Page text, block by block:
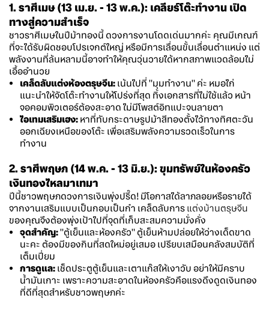
1. ราศีเมษ (13 เม.ย. - 13 พ.ค.): เคลียร์โต๊ะทำงาน เปิด
ทางสู่ความสำเร็จ
ชาวราศีเมษในปีม้าทองนี้ ดวงการงานโดดเด่นมากค่ะ คุณมีเกณฑ์
ที่จะได้รับผิดชอบโปรเจกต์ใหญ่ หรือมีการเลื่อนขั้นเลื่อนตำแหน่ง แต่
พลังงานที่ล้นหลามนี้อาจทำให้คุณวุ่นวายได้หากสภาพแวดล้อมไม่
เอื้ออำนวย
เคล็ดลับแต่งห้องตรุษจีน: เน้นไปที่ "มุมทำงาน" ค่ะ หมอไก่
แนะนำให้จัดโต๊ะทำงานให้โปร่งที่สุด ทิ้งเอกสารที่ไม่ใช้แล้ว หน้า
จอคอมพิวเตอร์ต้องสะอาด ไม่มีโพสต์อิทแปะจนลายตา
ไอเทมเสริมเฮง: หาที่ทับกระดาษรูปม้าสีทองตั้งไว้ทางทิศตะวัน
ออกเฉียงเหนือของโต๊ะ เพื่อเสริมพลังความรวดเร็วในการ
ทำงาน
2. ราศีพฤษภ (14 พ.ค. - 13 มิ.ย.): ขุมทรัพย์ในห้องครัว
เงินทองไหลมาเทมา
ปีนี้ชาวพฤษภดวงการเงินพุ่งปรี๊ด! มีโอกาสได้ลาภลอยหรือรายได้
จากงานเสริมแบบเป็นกอบเป็นกำ เคล็ดลับการ แต่งบ้านตรุษจีน
ของคุณจึงต้องพุ่งเป้าไปที่จุดที่เก็บสะสมความมั่งคั่ง
จุดสำคัญ:"ตู้เย็นและห้องครัว" ตู้เย็นห้ามปล่อยให้ว่างเด็ดขาด
นะคะ ต้องมีของกินที่สดใหม่อยู่เสมอ เปรียบเสมือนคลังสมบัติที่
เต็มเปี่ยม
การดูแล: เช็ดประตูตู้เย็นและเตาแก๊สให้เงาวับ อย่าให้มีคราบ
น้ำมันเกาะ เพราะความสะอาดในห้องครัวคือแรงดึงดูดเงินทอง
ที่ดีที่สุดสำหรับชาวพฤษภค่ะ